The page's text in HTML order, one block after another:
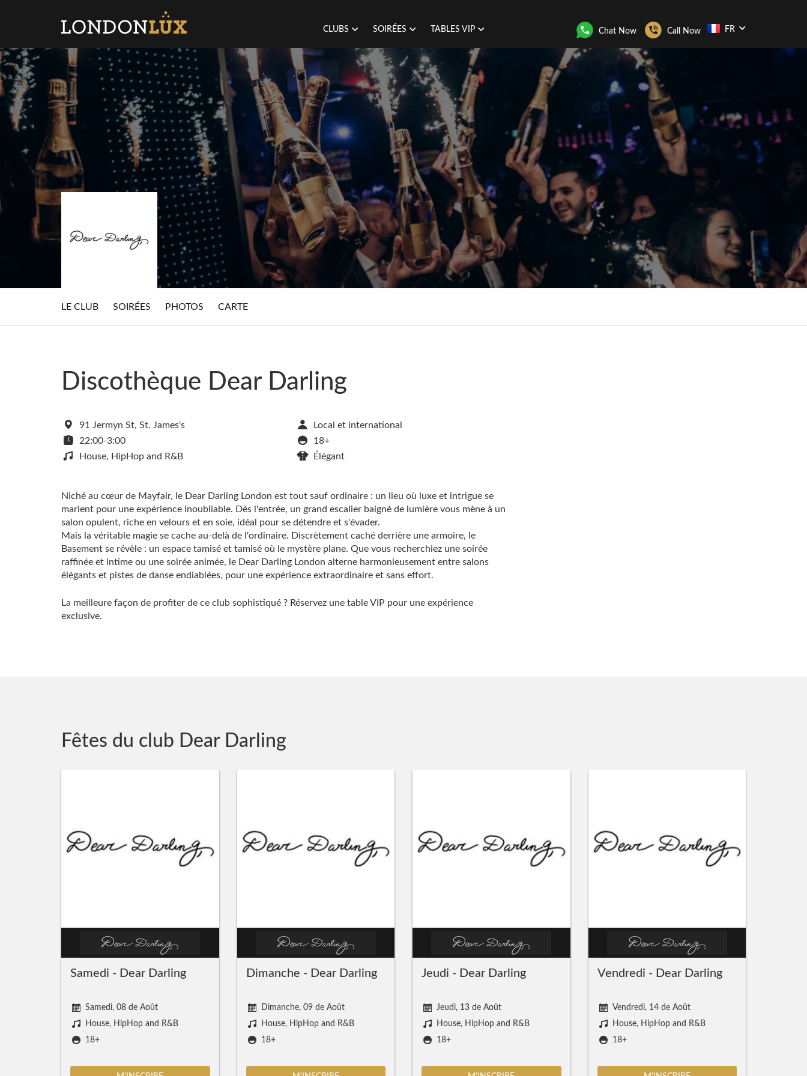
CLUBS SOIRÉES TABLES VIP Chat Now Call Now FR
LE CLUB SOIRÉES PHOTOS CARTE
Discothèque Dear Darling
91 Jermyn St, St. James's
22:00-3:00
House, HipHop and R&B
Local et international
18+
Élégant
Niché au cœur de Mayfair, le Dear Darling London est tout sauf ordinaire : un lieu où luxe et intrigue se
marient pour une expérience inoubliable. Dès l'entrée, un grand escalier baigné de lumière vous mène à un
salon opulent, riche en velours et en soie, idéal pour se détendre et s'évader.
Mais la véritable magie se cache au-delà de l'ordinaire. Discrètement caché derrière une armoire, le
Basement se révèle : un espace tamisé et tamisé où le mystère plane. Que vous recherchiez une soirée
raffinée et intime ou une soirée animée, le Dear Darling London alterne harmonieusement entre salons
élégants et pistes de danse endiablées, pour une expérience extraordinaire et sans effort.
La meilleure façon de profiter de ce club sophistiqué ? Réservez une table VIP pour une expérience
exclusive.
Fêtes du club Dear Darling
Samedi - Dear Darling
Samedi, 08 de Août
House, HipHop and R&B
18+
Dimanche - Dear Darling
Dimanche, 09 de Août
House, HipHop and R&B
18+
Jeudi - Dear Darling
Jeudi, 13 de Août
House, HipHop and R&B
18+
Vendredi - Dear Darling
Vendredi, 14 de Août
House, HipHop and R&B
18+